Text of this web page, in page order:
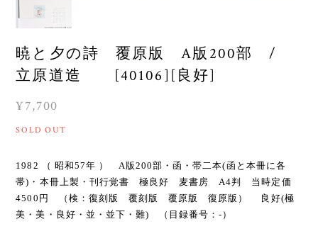
暁と夕の詩 覆原版 A版200部 /
立原道造 [40106][良好]
¥7,700
SOLD OUT
1982 （ 昭和57年 ） A版200部・函・帯二本(函と本冊に各
帯)・本冊上製・刊行覚書 極良好 麦書房 A4判 当時定価
4500円 （検：復刻版 覆刻版 覆原版 復原版） 良好(極
美・美・良好・並・並下・難) （目録番号：-）